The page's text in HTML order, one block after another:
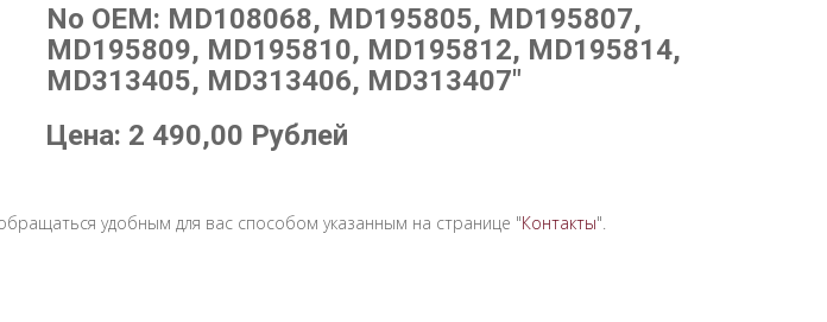
No OEM: MD108068, MD195805, MD195807,
MD195809, MD195810, MD195812, MD195814,
MD313405, MD313406, MD313407"
Цена: 2 490,00 Рублей
удобным для вас способом указанным на странице "Контакты".